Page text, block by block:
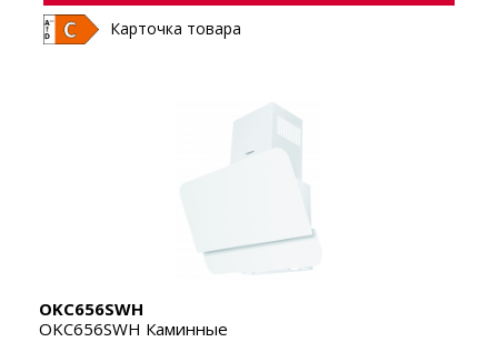
Карточка товара
OKC656SWH
OKC656SWH Каминные